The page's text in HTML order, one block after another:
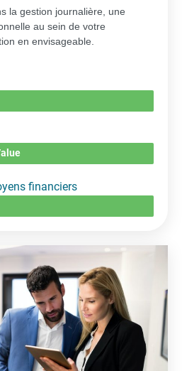
la gestion journalière, une
au sein de votre
en envisageable.
financiers